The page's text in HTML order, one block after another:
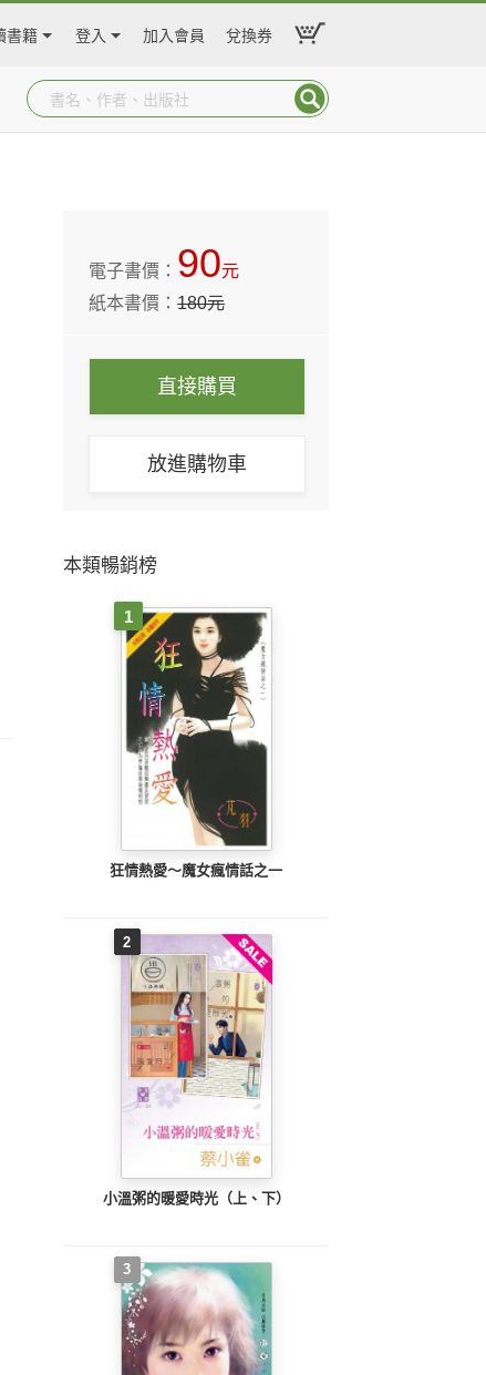
書籍 登入 加入會員 兌換券
電子書價： 90元
紙本書價：180元
直接購買
放進購物車
本類暢銷榜
1
狂情熱愛～魔女瘋情話之一
2
小溫粥的暖愛時光（上、下）
3